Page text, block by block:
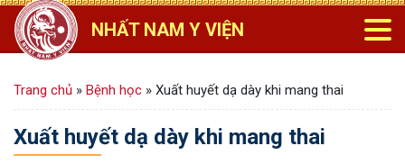
NHẤT NAM Y VIỆN
Trang chủ » Bệnh học » Xuất huyết dạ dày khi mang thai
Xuất huyết dạ dày khi mang thai